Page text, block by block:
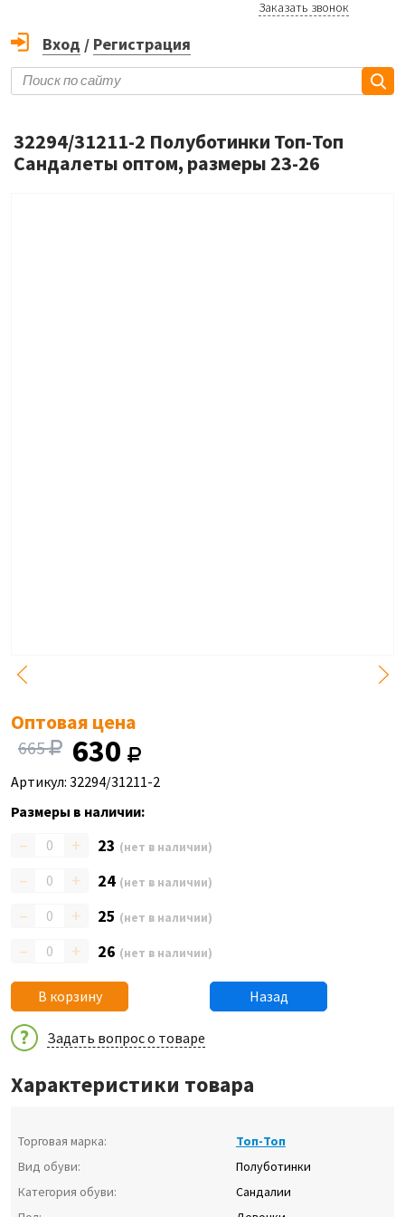
Заказать звонок
Вход / Регистрация
32294/31211-2 Полуботинки Топ-Топ
Сандалеты оптом, размеры 23-26
Оптовая цена
665 630
Артикул: 32294/31211-2
Размеры в наличии:
– + 23 (нет в наличии)
– + 24 (нет в наличии)
– + 25 (нет в наличии)
– + 26 (нет в наличии)
В корзину Назад
Задать вопрос о товаре
Характеристики товара
Торговая марка:
Топ-Топ
Вид обуви:
Полуботинки
Категория обуви:
Сандалии